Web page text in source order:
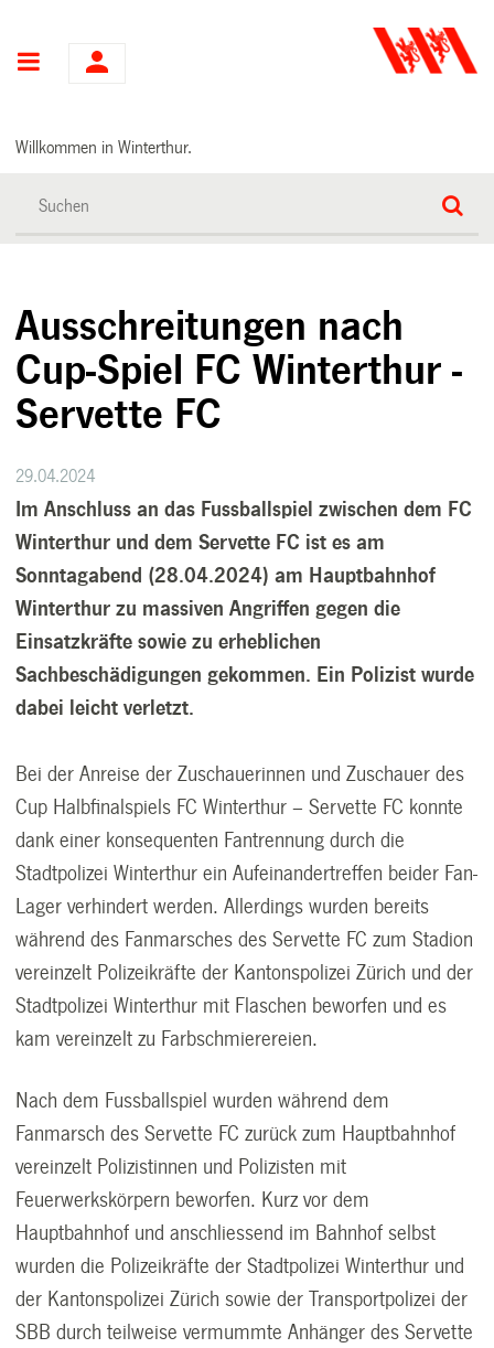
Hauptnavigation
Willkommen in Winterthur.
Ausschreitungen nach
Cup-Spiel FC Winterthur -
Servette FC
29.04.2024
Im Anschluss an das Fussballspiel zwischen dem FC
Winterthur und dem Servette FC ist es am
Sonntagabend (28.04.2024) am Hauptbahnhof
Winterthur zu massiven Angriffen gegen die
Einsatzkräfte sowie zu erheblichen
Sachbeschädigungen gekommen. Ein Polizist wurde
dabei leicht verletzt.
Bei der Anreise der Zuschauerinnen und Zuschauer des
Cup Halbfinalspiels FC Winterthur – Servette FC konnte
dank einer konsequenten Fantrennung durch die
Stadtpolizei Winterthur ein Aufeinandertreffen beider Fan-
Lager verhindert werden. Allerdings wurden bereits
während des Fanmarsches des Servette FC zum Stadion
vereinzelt Polizeikräfte der Kantonspolizei Zürich und der
Stadtpolizei Winterthur mit Flaschen beworfen und es
kam vereinzelt zu Farbschmierereien.
Nach dem Fussballspiel wurden während dem
Fanmarsch des Servette FC zurück zum Hauptbahnhof
vereinzelt Polizistinnen und Polizisten mit
Feuerwerkskörpern beworfen. Kurz vor dem
Hauptbahnhof und anschliessend im Bahnhof selbst
wurden die Polizeikräfte der Stadtpolizei Winterthur und
der Kantonspolizei Zürich sowie der Transportpolizei der
SBB durch teilweise vermummte Anhänger des Servette